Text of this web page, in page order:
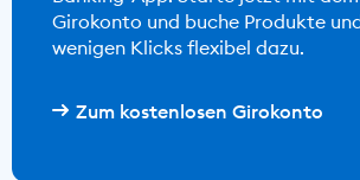
Girokonto und buche Produkte
wenigen Klicks flexibel dazu.
Zum kostenlosen Girokonto